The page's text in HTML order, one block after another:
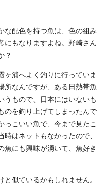
な配色を持つ魚は、色の組み
にもなりますよね。野崎さん
？
ヶ浦へよく釣りに行っていま
所なんですが、ある日熱帯魚
うもので、日本にはいないも
のを釣り上げてしまったんで
っこいい魚で、今まで見たこ
はネットもなかったので、
魚にも興味が湧いて、魚好き
と似ているかもしれません。